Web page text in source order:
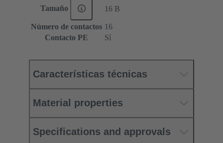
Tamaño 16 B
Número de contactos 16
Contacto PE
Sí
Características técnicas
Material properties
Specifications and approvals